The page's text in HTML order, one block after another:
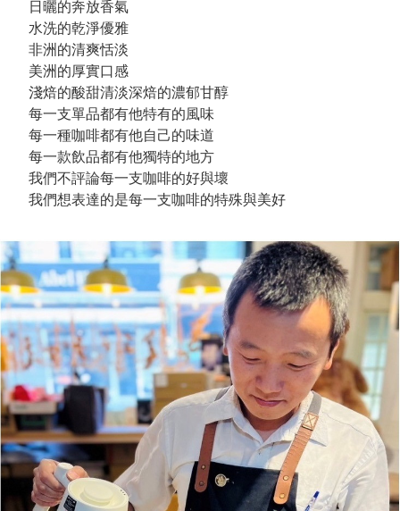
日曬的奔放香氣
水洗的乾淨優雅
非洲的清爽恬淡
美洲的厚實口感
淺焙的酸甜清淡深焙的濃郁甘醇
每一支單品都有他特有的風味
每一種咖啡都有他自己的味道
每一款飲品都有他獨特的地方
我們不評論每一支咖啡的好與壞
我們想表達的是每一支咖啡的特殊與美好